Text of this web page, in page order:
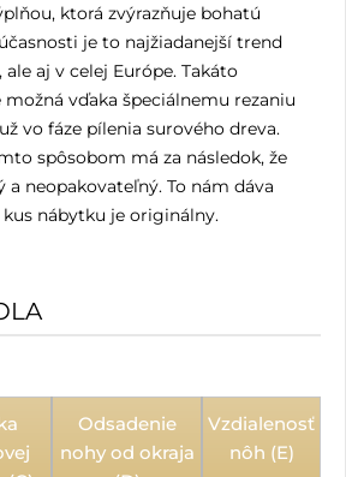
ktorá zvýrazňuje bohatú
je to najžiadanejší trend
ale aj v celej Európe. Takáto
vďaka špeciálnemu rezaniu
vo fáze pílenia surového dreva.
spôsobom má za následok, že
a neopakovateľný. To nám dáva
nábytku je originálny.
Odsadenie
nohy od okraja
Vzdialenosť
nôh (E)